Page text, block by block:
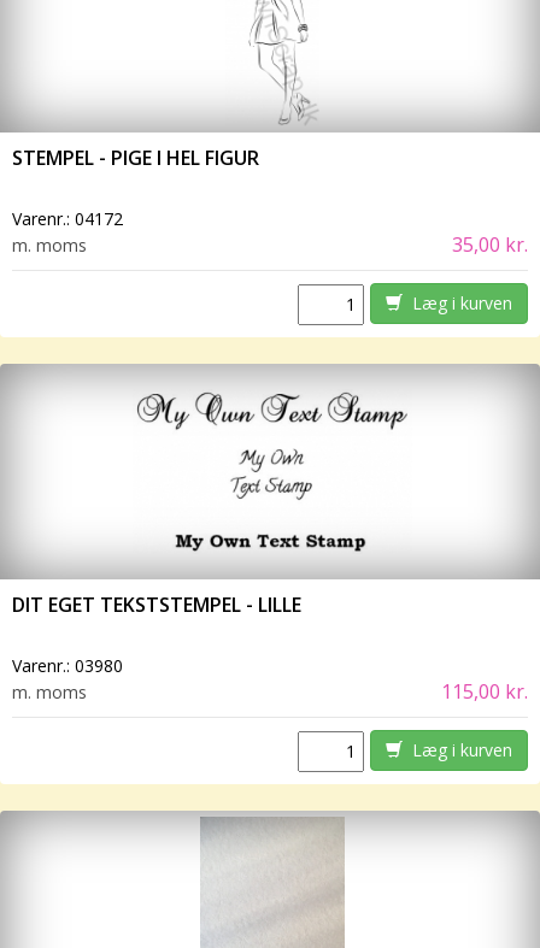
STEMPEL - PIGE I HEL FIGUR
Varenr.: 04172
m. moms
35,00 kr.
Læg i kurven
DIT EGET TEKSTSTEMPEL - LILLE
Varenr.: 03980
m. moms
115,00 kr.
Læg i kurven